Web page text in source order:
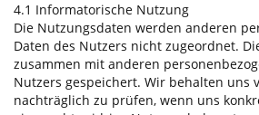
4.1 Informatorische Nutzung
Die Nutzungsdaten werden anderen
Daten des Nutzers nicht zugeordnet.
zusammen mit anderen
Nutzers gespeichert. Wir behalten uns
nachträglich zu prüfen, wenn uns